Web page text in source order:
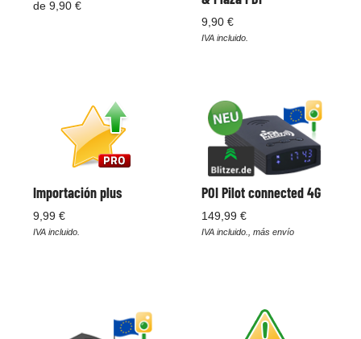
de 9,90 €
9,90 €
IVA incluido.
Importación plus
9,99 €
IVA incluido.
POI Pilot connected 4G
149,99 €
IVA incluido., más envío